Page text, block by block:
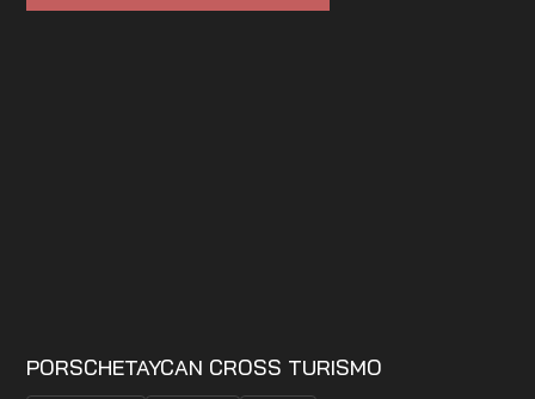
PORSCHETAYCAN CROSS TURISMO